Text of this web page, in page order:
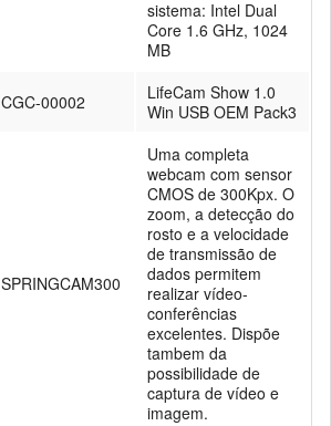
sistema: Intel Dual
Core 1.6 GHz, 1024
MB
CGC-00002
LifeCam Show 1.0
Win USB OEM Pack3
SPRINGCAM300
Uma completa
webcam com sensor
CMOS de 300Kpx. O
zoom, a detecção do
rosto e a velocidade
de transmissão de
dados permitem
realizar vídeo-
conferências
excelentes. Dispõe
tambem da
possibilidade de
captura de vídeo e
imagem.